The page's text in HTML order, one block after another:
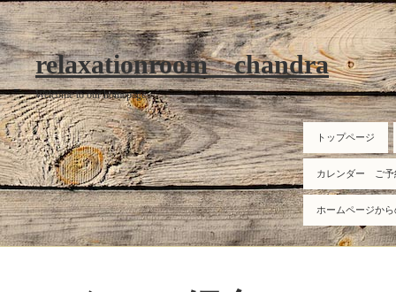
relaxationroom chandra
Welcome to our homepage
トップページ
カレンダー ご予
ホームページか